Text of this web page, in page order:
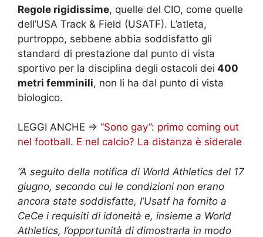
Regole rigidissime, quelle del CIO, come quelle
dell’USA Track & Field (USATF). L’atleta,
purtroppo, sebbene abbia soddisfatto gli
standard di prestazione dal punto di vista
sportivo per la disciplina degli ostacoli dei 400
metri femminili, non li ha dal punto di vista
biologico.
LEGGI ANCHE => “Sono gay”: primo coming out
nel football. E nel calcio? La distanza è siderale
“A seguito della notifica di World Athletics del 17
giugno, secondo cui le condizioni non erano
ancora state soddisfatte, l’Usatf ha fornito a
CeCe i requisiti di idoneità e, insieme a World
Athletics, l’opportunità di dimostrarla in modo